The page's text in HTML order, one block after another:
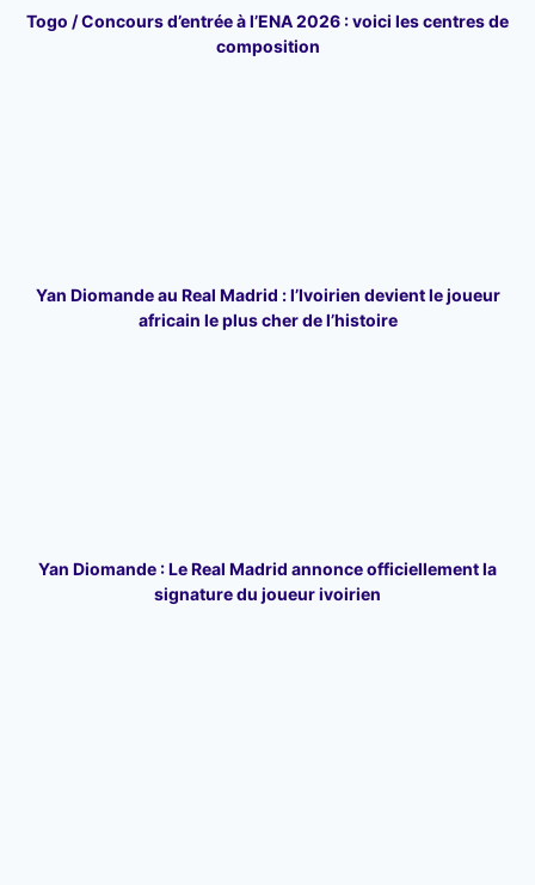
Togo / Concours d’entrée à l’ENA 2026 : voici les centres de
composition
Yan Diomande au Real Madrid : l’Ivoirien devient le joueur
africain le plus cher de l’histoire
Yan Diomande : Le Real Madrid annonce officiellement la
signature du joueur ivoirien